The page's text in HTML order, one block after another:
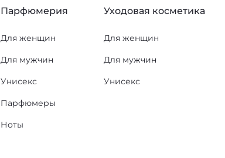
Парфюмерия
Для женщин
Для мужчин
Унисекс
Парфюмеры
Ноты
Уходовая косметика
Для женщин
Для мужчин
Унисекс